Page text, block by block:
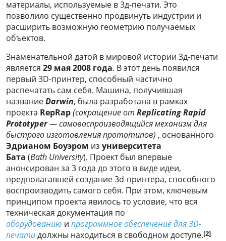
материалы, используемые в 3д-печати. Это
позволило существенно продвинуть индустрии и
расширить возможную геометрию получаемых
объектов.
Знаменательной датой в мировой истории 3д-печати
является 29 мая 2008 года. В этот день появился
первый 3D-принтер, способный частично
распечатать сам себя. Машина, получившая
названиеDarwin, была разработана в рамках
проекта RepRap(сокращение от Replicating Rapid
Prototyper— самовоспроизводящийся механизм для
быстрого изготовления прототипов) , основанного
Эдрианом Боуэром из университета
Бата (Bath University). Проект был впервые
анонсирован за 3 года до этого в виде идеи,
предполагавшей создание 3d-принтера, способного
воспроизводить самого себя. При этом, ключевым
принципом проекта явилось то условие, что вся
техническая документация по
оборудованию и программное обеспечение для 3D-
печатидолжны находиться в свободном доступе.[2]